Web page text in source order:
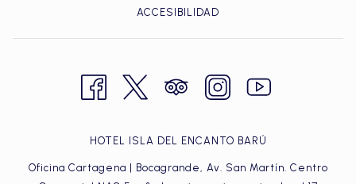
ACCESIBILIDAD
HOTEL ISLA DEL ENCANTO BARÚ
Oficina Cartagena | Bocagrande, Av. San Martín. Centro